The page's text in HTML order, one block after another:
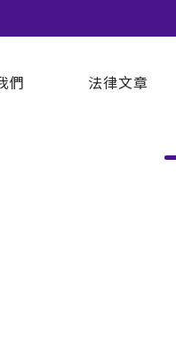
們 法律文章